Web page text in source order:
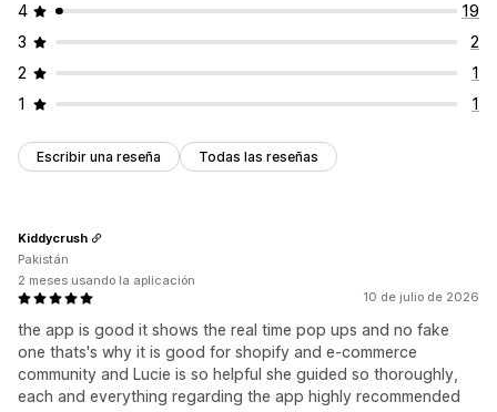
4
19
3
2
2
1
1
1
Escribir una reseña Todas las reseñas
10 de julio de 2026
the app is good it shows the real time pop ups and no fake
one thats's why it is good for shopify and e-commerce
community and Lucie is so helpful she guided so thoroughly,
each and everything regarding the app highly recommended
Kiddycrush
Pakistán
2 meses usando la aplicación